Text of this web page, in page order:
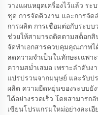
วางแผนหยุดเครื่องไว้แล้ว ร
ชุด การจัดคิวงาน และการจั
การผลิต การเชื่อมต่อกับระบบ
ช่วยให้สามารถติดตามสต็อกสิ
จัดทำเอกสารควบคุมคุณภาพ
ลดความจำเป็นในทักษะเฉพา
ความสม่ำเสมอ เพราะลำดับ
แปรปรวนจากมนุษย์ และรับป
ผลิต ความยืดหยุ่นของระบบยั
ได้อย่างรวดเร็ว โดยสามารถ
เขียนโปรแกรมใหม่อย่างละเ